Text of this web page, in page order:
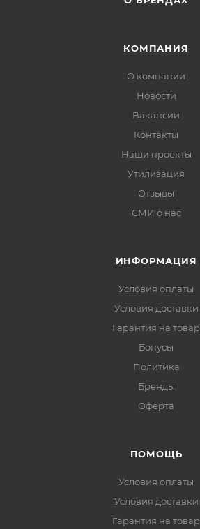
КОМПАНИЯ
О компании
Новости
Вакансии
Контакты
Наши проекты
Утилизация
Отзывы
СМИ о нас
ИНФОРМАЦИЯ
Условия оплаты
Условия доставки
Гарантия на товар
Бонусы
Политика
Бренды
Оферта
ПОМОЩЬ
Условия оплаты
Условия доставки
Гарантия на товар